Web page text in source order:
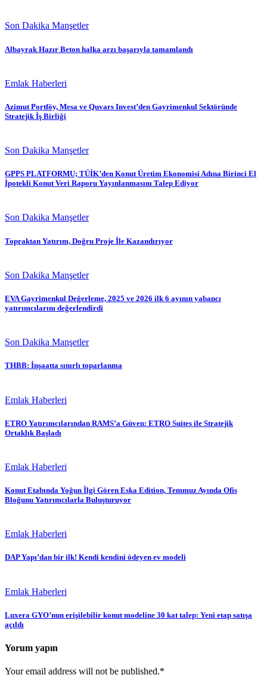
Son Dakika Manşetler
Albayrak Hazır Beton halka arzı başarıyla tamamlandı
Emlak Haberleri
Azimut Portföy, Mesa ve Quvars Invest’den Gayrimenkul Sektöründe
Stratejik İş Birliği
Son Dakika Manşetler
GPPS PLATFORMU; TÜİK’den Konut Üretim Ekonomisi Adına Birinci El
İpotekli Konut Veri Raporu Yayınlanmasını Talep Ediyor
Son Dakika Manşetler
Topraktan Yatırım, Doğru Proje İle Kazandırıyor
Son Dakika Manşetler
EVA Gayrimenkul Değerleme, 2025 ve 2026 ilk 6 ayının yabancı
yatırımcılarını değerlendirdi
Son Dakika Manşetler
THBB: İnşaatta sınırlı toparlanma
Emlak Haberleri
ETRO Yatırımcılarından RAMS’a Güven: ETRO Suites ile Stratejik
Ortaklık Başladı
Emlak Haberleri
Konut Etabında Yoğun İlgi Gören Eska Edition, Temmuz Ayında Ofis
Bloğunu Yatırımcılarla Buluşturuyor
Emlak Haberleri
DAP Yapı’dan bir ilk! Kendi kendini ödeyen ev modeli
Emlak Haberleri
Luxera GYO’nun erişilebilir konut modeline 30 kat talep: Yeni etap satışa
açıldı
Yorum yapın
Your email address will not be published.*